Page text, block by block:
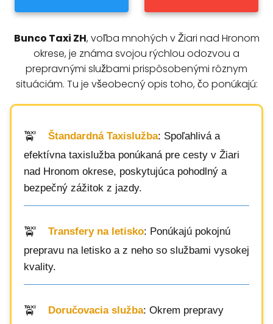
Bunco Taxi ZH, voľba mnohých v Žiari nad Hronom
okrese, je známa svojou rýchlou odozvou a
prepravnými službami prispôsobenými rôznym
situáciám. Tu je všeobecný opis toho, čo ponúkajú:
Štandardná Taxislužba: Spoľahlivá a
efektívna taxislužba ponúkaná pre cesty v Žiari
nad Hronom okrese, poskytujúca pohodlný a
bezpečný zážitok z jazdy.
Transfery na letisko: Ponúkajú pokojnú
prepravu na letisko a z neho so službami vysokej
kvality.
Doručovacia služba: Okrem prepravy